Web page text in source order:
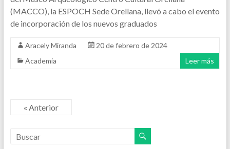
(MACCO), la ESPOCH Sede Orellana, llevó a cabo el evento
de incorporación de los nuevos graduados
Aracely Miranda
20 de febrero de 2024
Academia
Leer más
« Anterior